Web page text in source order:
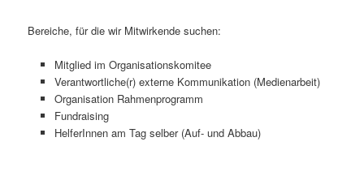
Bereiche, für die wir Mitwirkende suchen:
Mitglied im Organisationskomitee
Verantwortliche(r) externe Kommunikation (Medienarbeit)
Organisation Rahmenprogramm
Fundraising
HelferInnen am Tag selber (Auf- und Abbau)